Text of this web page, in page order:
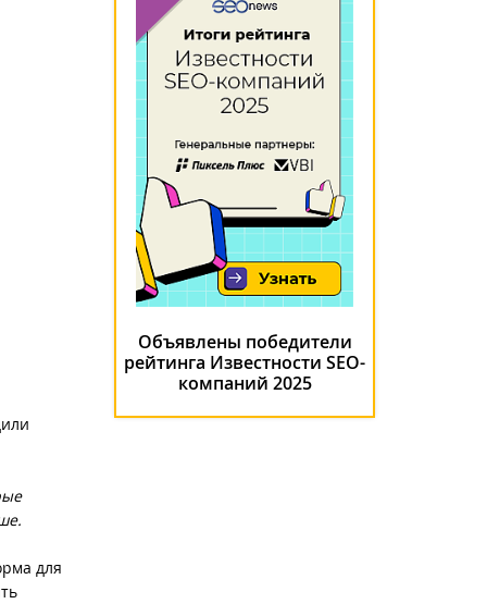
для
Объявлены победители
рейтинга Известности SEO-
компаний 2025